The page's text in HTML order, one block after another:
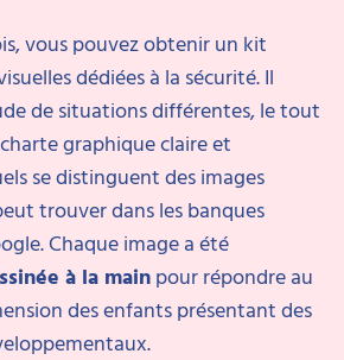
vous pouvez obtenir un kit
dédiées à la sécurité. Il
de situations différentes, le tout
graphique claire et
se distinguent des images
trouver dans les banques
Chaque image a été
à la mainpour répondre au
des enfants présentant des